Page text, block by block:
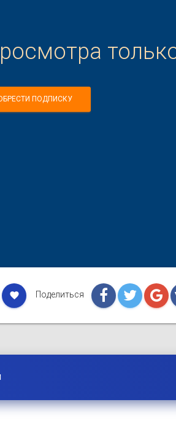
ПОДПИСКУ
favorite Поделиться